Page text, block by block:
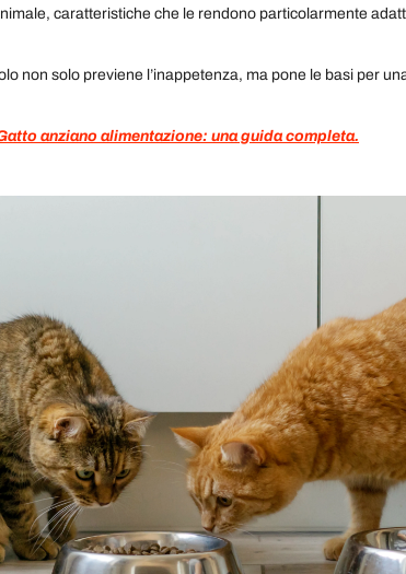
caratteristiche che le rendono particolarmente
non solo previene l’inappetenza, ma pone le basi per
anziano alimentazione: una guida completa.